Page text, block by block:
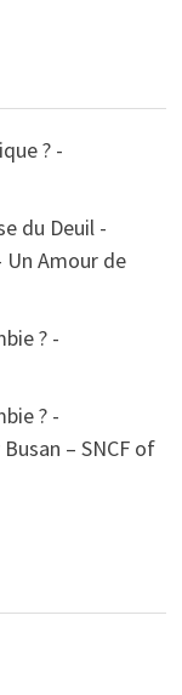
? -
du Deuil -
Un Amour de
? -
? -
– SNCF of